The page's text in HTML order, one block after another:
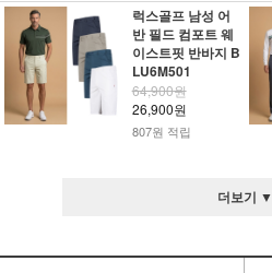
럭스골프 남성 어
반 필드 컴포트 웨
이스트핏 반바지 B
LU6M501
64,900원
26,900원
807원 적립
더보기 ▼